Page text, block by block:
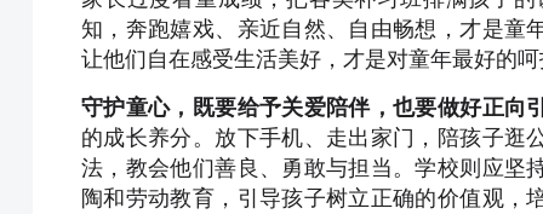
知，奔跑嬉戏、亲近自然、自由畅想，才是童
让他们自在感受生活美好，才是对童年最好的
守护童心，既要给予关爱陪伴，也要做好正向
的成长养分。放下手机、走出家门，陪孩子逛
法，教会他们善良、勇敢与担当。学校则应坚
陶和劳动教育，引导孩子树立正确的价值观，